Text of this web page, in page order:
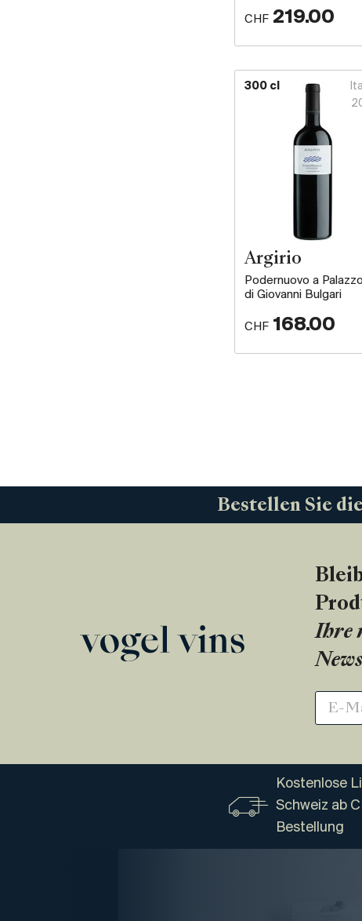
CHF 219.00
300 cl
Argirio
Podernuovo a
di Giovanni Bulgari
CHF 168.00
Bestellen Sie
Ihre
Kostenlose
Schweiz ab
Bestellung